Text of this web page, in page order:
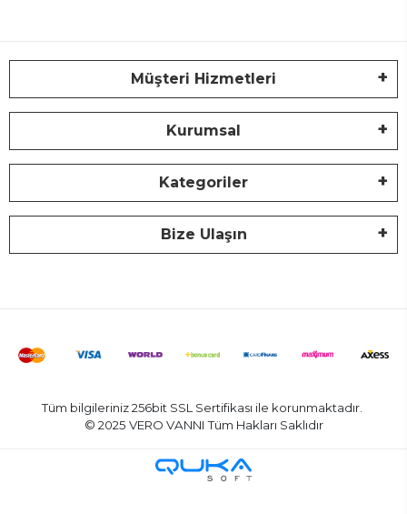
Müşteri Hizmetleri
Kurumsal
Kategoriler
Bize Ulaşın
Tüm bilgileriniz 256bit SSL Sertifikası ile korunmaktadır.
© 2025 VERO VANNITüm Hakları Saklıdır